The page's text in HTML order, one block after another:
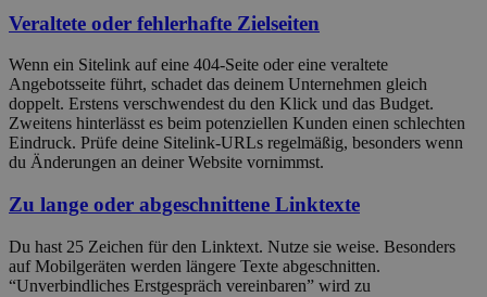
Veraltete oder fehlerhafte Zielseiten
Wenn ein Sitelink auf eine 404-Seite oder eine veraltete
Angebotsseite führt, schadet das deinem Unternehmen gleich
doppelt. Erstens verschwendest du den Klick und das Budget.
Zweitens hinterlässt es beim potenziellen Kunden einen schlechten
Eindruck. Prüfe deine Sitelink-URLs regelmäßig, besonders wenn
du Änderungen an deiner Website vornimmst.
Zu lange oder abgeschnittene Linktexte
Du hast 25 Zeichen für den Linktext. Nutze sie weise. Besonders
auf Mobilgeräten werden längere Texte abgeschnitten.
“Unverbindliches Erstgespräch vereinbaren” wird zu